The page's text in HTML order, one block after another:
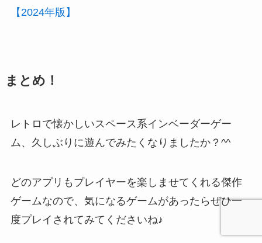
【2024年版】
まとめ！
レトロで懐かしいスペース系インベーダーゲー
ム 、久しぶりに遊んでみたくなりましたか？^^
どのアプリもプレイヤーを楽しませてくれる傑作
ゲームなので、気になるゲームがあったらぜひ一
度プレイされてみてくださいね♪